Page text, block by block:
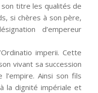
titre les qualités de
si chères à son père,
d’empereur
imperii. Cette
vivant sa succession
l’empire. Ainsi son fils
la dignité impériale et